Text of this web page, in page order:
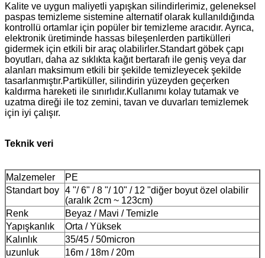
Kalite ve uygun maliyetli yapışkan silindirlerimiz, geleneksel
paspas temizleme sistemine alternatif olarak kullanıldığında
kontrollü ortamlar için popüler bir temizleme aracıdır. Ayrıca,
elektronik üretiminde hassas bileşenlerden partikülleri
gidermek için etkili bir araç olabilirler.Standart göbek çapı
boyutları, daha az sıklıkta kağıt bertarafı ile geniş veya dar
alanları maksimum etkili bir şekilde temizleyecek şekilde
tasarlanmıştır.Partiküller, silindirin yüzeyden geçerken
kaldırma hareketi ile sınırlıdır.Kullanımı kolay tutamak ve
uzatma direği ile toz zemini, tavan ve duvarları temizlemek
için iyi çalışır.
Teknik veri
Malzemeler
PE
Standart boy 4 "/ 6" / 8 "/ 10" / 12 "diğer boyut özel olabilir
(aralık 2cm ~ 123cm)
Renk
Beyaz / Mavi / Temizle
Yapışkanlık
Orta / Yüksek
Kalınlık
35/45 / 50micron
uzunluk
16m / 18m / 20m